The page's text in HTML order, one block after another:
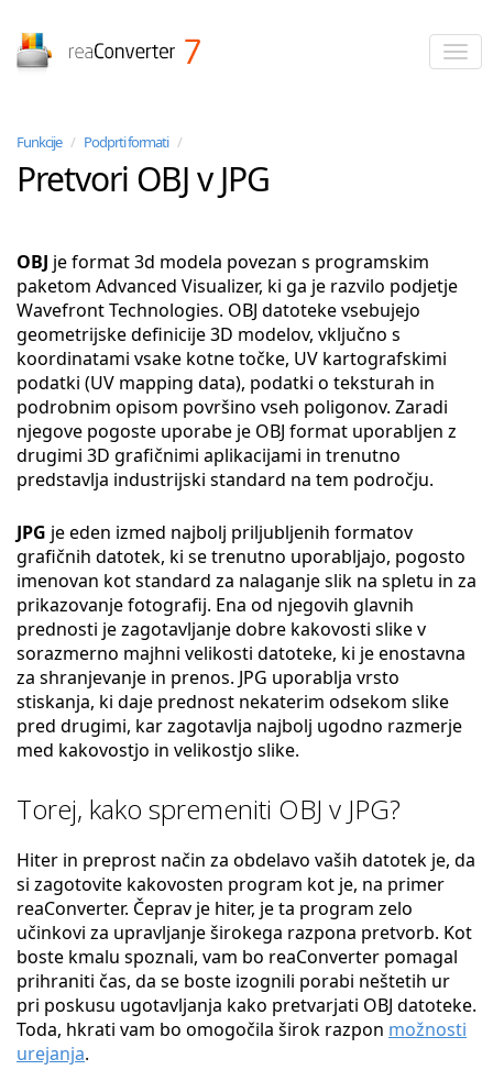
Funkcije / Podprti formati /
Pretvori OBJ v JPG
OBJ je format 3d modela povezan s programskim
paketom Advanced Visualizer, ki ga je razvilo podjetje
Wavefront Technologies. OBJ datoteke vsebujejo
geometrijske definicije 3D modelov, vključno s
koordinatami vsake kotne točke, UV kartografskimi
podatki (UV mapping data), podatki o teksturah in
podrobnim opisom površino vseh poligonov. Zaradi
njegove pogoste uporabe je OBJ format uporabljen z
drugimi 3D grafičnimi aplikacijami in trenutno
predstavlja industrijski standard na tem področju.
JPG je eden izmed najbolj priljubljenih formatov
grafičnih datotek, ki se trenutno uporabljajo, pogosto
imenovan kot standard za nalaganje slik na spletu in za
prikazovanje fotografij. Ena od njegovih glavnih
prednosti je zagotavljanje dobre kakovosti slike v
sorazmerno majhni velikosti datoteke, ki je enostavna
za shranjevanje in prenos. JPG uporablja vrsto
stiskanja, ki daje prednost nekaterim odsekom slike
pred drugimi, kar zagotavlja najbolj ugodno razmerje
med kakovostjo in velikostjo slike.
Torej, kako spremeniti OBJ v JPG?
Hiter in preprost način za obdelavo vaših datotek je, da
si zagotovite kakovosten program kot je, na primer
reaConverter. Čeprav je hiter, je ta program zelo
učinkovi za upravljanje širokega razpona pretvorb. Kot
boste kmalu spoznali, vam bo reaConverter pomagal
prihraniti čas, da se boste izognili porabi neštetih ur
pri poskusu ugotavljanja kako pretvarjati OBJ datoteke.
Toda, hkrati vam bo omogočila širok razpon možnosti
urejanja.